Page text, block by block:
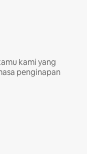
kami yang
penginapan